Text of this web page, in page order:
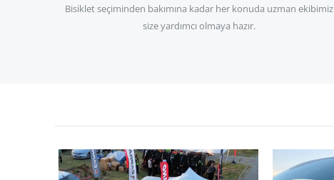
Bisiklet seçiminden bakımına kadar her konuda uzman ekibimiz
size yardımcı olmaya hazır.